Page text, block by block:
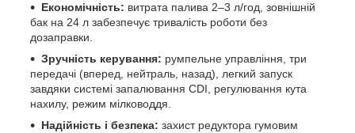
Економічність: витрата палива 2–3 л/год, зовнішній
бак на 24 л забезпечує тривалість роботи без
дозаправки.
Зручність керування: румпельне управління, три
передачі (вперед, нейтраль, назад), легкий запуск
завдяки системі запалювання CDI, регулювання кута
нахилу, режим мілководдя.
Надійність і безпека: захист редуктора гумовим